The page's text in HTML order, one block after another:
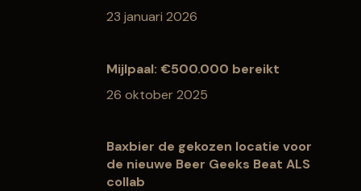
23 januari 2026
Mijlpaal: €500.000 bereikt
26 oktober 2025
Baxbier de gekozen locatie voor
de nieuwe Beer Geeks Beat ALS
collab